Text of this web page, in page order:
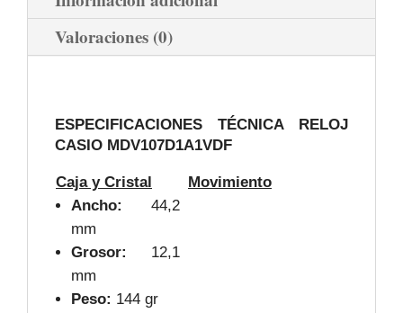
Valoraciones (0)
ESPECIFICACIONES TÉCNICA RELOJ
CASIO MDV107D1A1VDF
Caja y Cristal
Movimiento
Ancho:
44,2
mm
Grosor:
12,1
mm
Peso: 144 gr